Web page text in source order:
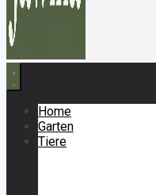
Home
Garten
Tiere